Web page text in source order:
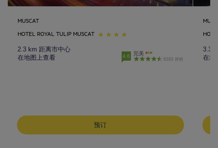
MUSCAT
HOTEL ROYAL TULIP MUSCAT
2.3 km 距离市中心
在地图上查看
4.6 完美
6163 评价
预订
3.3
在地
峨嵋山酒店
昆明酒店